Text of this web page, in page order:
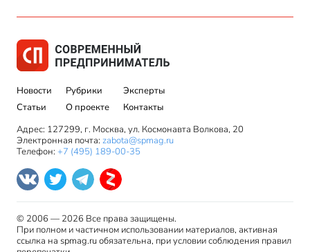
Новости
Статьи
Рубрики
О проекте
Эксперты
Контакты
Адрес: 127299, г. Москва, ул. Космонавта Волкова, 20
Электронная почта: zabota@spmag.ru
Телефон: +7 (495) 189-00-35
© 2006 — 2026 Все права защищены.
При полном и частичном использовании материалов, активная
ссылка на spmag.ru обязательна, при условии соблюдения правил